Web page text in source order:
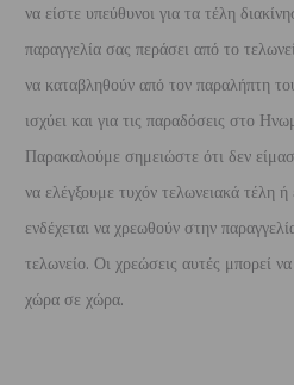
να είστε υπεύθυνοι για τα τέλη
παραγγελία σας περάσει από το
να καταβληθούν από τον παραλήπτη
ισχύει και για τις παραδόσεις στο
Παρακαλούμε σημειώστε ότι δεν
να ελέγξουμε τυχόν τελωνειακά τέλη
ενδέχεται να χρεωθούν στην
τελωνείο. Οι χρεώσεις αυτές μπορεί
χώρα σε χώρα.